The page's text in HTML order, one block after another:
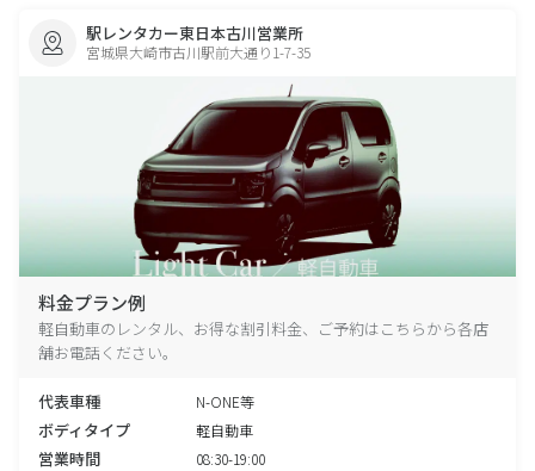
駅レンタカー東日本古川営業所
宮城県大崎市古川駅前大通り1-7-35
料金プラン例
軽自動車のレンタル、お得な割引料金、ご予約はこちらから各店
舗お電話ください。
代表車種 N-ONE等
ボディタイプ 軽自動車
営業時間 08:30-19:00